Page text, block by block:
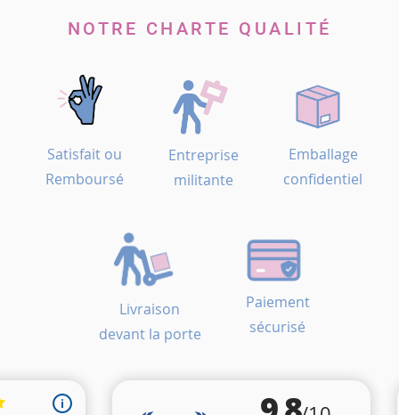
NOTRE CHARTE QUALITÉ
Satisfait ou
Remboursé
Entreprise
militante
Emballage
confidentiel
Livraison
devant la porte
Paiement
sécurisé